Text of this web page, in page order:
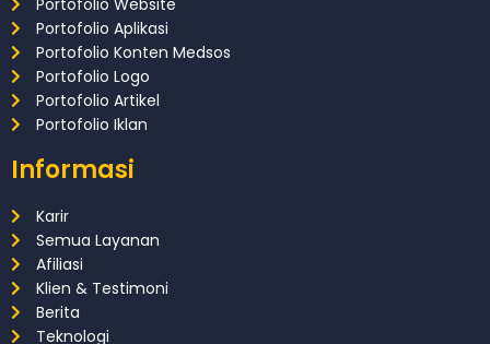
Portofolio Website
Portofolio Aplikasi
Portofolio Konten Medsos
Portofolio Logo
Portofolio Artikel
Portofolio Iklan
Informasi
Karir
Semua Layanan
Afiliasi
Klien & Testimoni
Berita
Teknologi